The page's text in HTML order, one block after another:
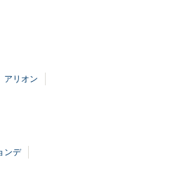
アリオン
ンデ